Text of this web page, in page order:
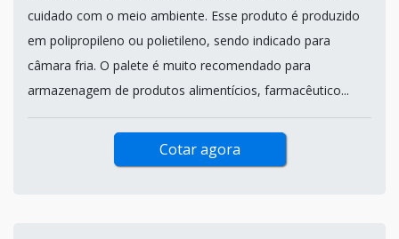
cuidado com o meio ambiente. Esse produto é produzido
em polipropileno ou polietileno, sendo indicado para
câmara fria. O palete é muito recomendado para
armazenagem de produtos alimentícios, farmacêutico...
Cotar agora